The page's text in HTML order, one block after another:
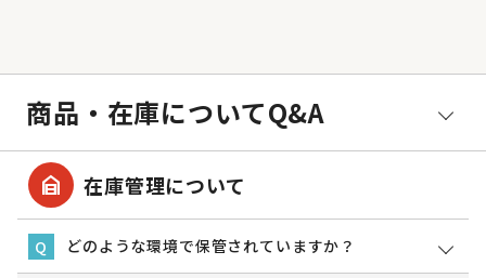
商品・在庫についてQ&A
garage_home 在庫管理について
Q どのような環境で保管されていますか？